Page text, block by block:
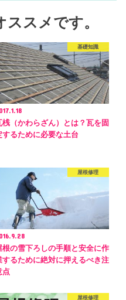
ススメです。
基礎知識
桟（かわらざん）とは？瓦を固
するために必要な土台
屋根修理
根の雪下ろしの手順と安全に作
するために絶対に押えるべき注
点
屋根修理